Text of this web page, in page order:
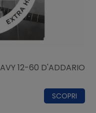
12-60 D'ADDARIO
SCOPRI